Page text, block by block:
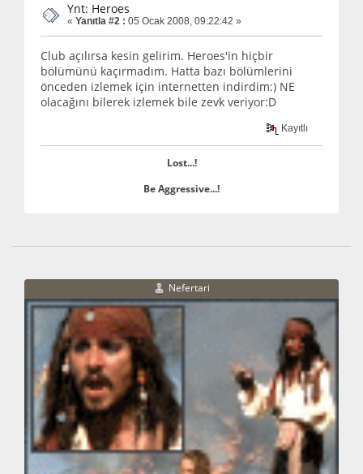
Ynt: Heroes
« Yanıtla #2 : 05 Ocak 2008, 09:22:42 »
Club açılırsa kesin gelirim. Heroes'in hiçbir
bölümünü kaçırmadım. Hatta bazı bölümlerini
önceden izlemek için internetten indirdim:) NE
olacağını bilerek izlemek bile zevk veriyor:D
Kayıtlı
Lost...!
Be Aggressive...!
Nefertari